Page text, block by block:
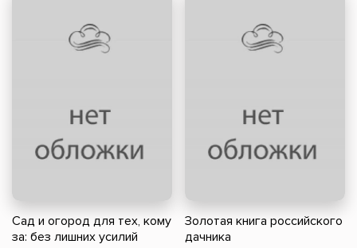
Сад и огород для тех, кому
за: без лишних усилий
Золотая книга российского
дачника